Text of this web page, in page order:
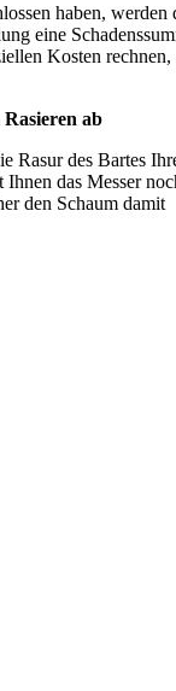
haben, werden
eine
Kosten rechnen,
ab
Rasur des Bartes
das Messer
den Schaum damit